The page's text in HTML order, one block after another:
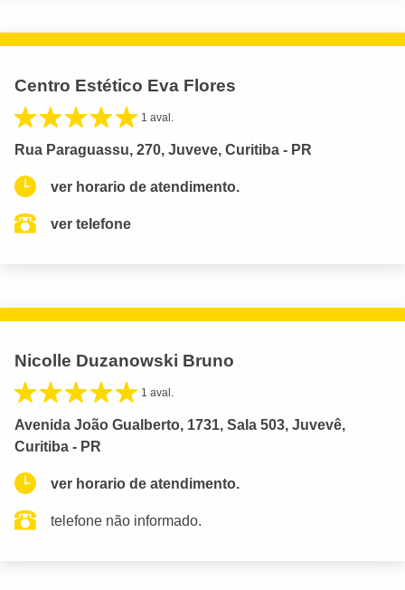
Centro Estético Eva Flores
1 aval.
Rua Paraguassu, 270, Juveve, Curitiba - PR
ver horario de atendimento.
ver telefone
Nicolle Duzanowski Bruno
1 aval.
Avenida João Gualberto, 1731, Sala 503, Juvevê,
Curitiba - PR
ver horario de atendimento.
telefone não informado.